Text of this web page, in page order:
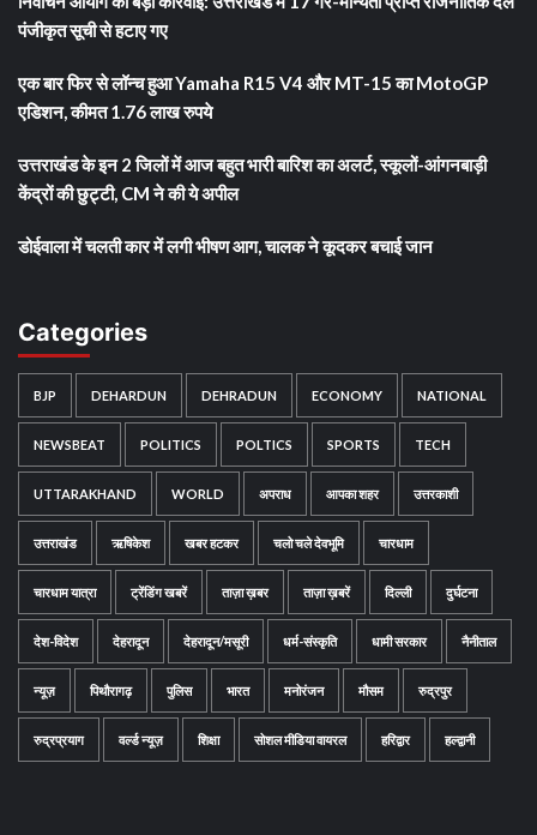
पंजीकृत सूची से हटाए गए
एक बार फिर से लॉन्च हुआ Yamaha R15 V4 और MT-15 का MotoGP
एडिशन, कीमत 1.76 लाख रुपये
उत्तराखंड के इन 2 जिलों में आज बहुत भारी बारिश का अलर्ट, स्कूलों-आंगनबाड़ी
केंद्रों की छुट्टी, CM ने की ये अपील
डोईवाला में चलती कार में लगी भीषण आग, चालक ने कूदकर बचाई जान
Categories
BJP DEHARDUN DEHRADUN ECONOMY NATIONAL
NEWSBEAT POLITICS POLTICS SPORTS TECH
UTTARAKHAND WORLD अपराध आपका शहर उत्तरकाशी
उत्तराखंड ऋषिकेश खबर हटकर चलो चले देवभूमि चारधाम
चारधाम यात्रा ट्रेंडिंग खबरें ताज़ा ख़बर ताज़ा ख़बरें दिल्ली दुर्घटना
देश-विदेश देहरादून देहरादून/मसूरी धर्म-संस्कृति धामी सरकार नैनीताल
न्यूज़ पिथौरागढ़ पुलिस भारत मनोरंजन मौसम रुद्रपुर
रुद्रप्रयाग वर्ल्ड न्यूज़ शिक्षा सोशल मीडिया वायरल हरिद्वार हल्द्वानी